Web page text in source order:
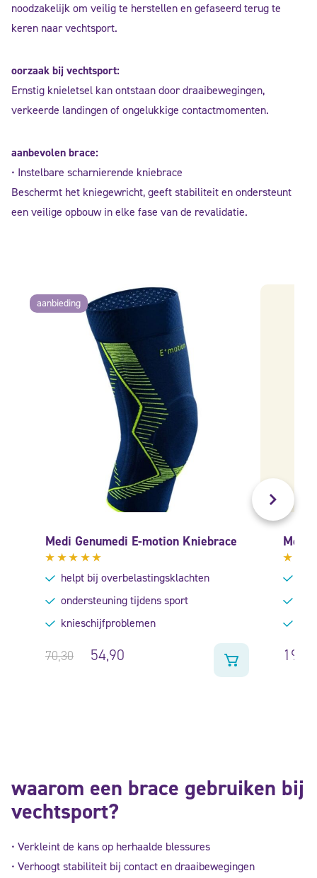
noodzakelijk om veilig te herstellen en gefaseerd terug te
keren naar vechtsport.
oorzaak bij vechtsport:
Ernstig knieletsel kan ontstaan door draaibewegingen,
verkeerde landingen of ongelukkige contactmomenten.
aanbevolen brace:
• Instelbare scharnierende kniebrace
Beschermt het kniegewricht, geeft stabiliteit en ondersteunt
een veilige opbouw in elke fase van de revalidatie.
aanbieding
Medi Genumedi E-motion Kniebrace
Gewaardeerd
5.00uit
helpt bij overbelastingsklachten
ondersteuning tijdens sport
knieschijfproblemen
70,30 54,90
Medi
4.40
waarom een brace gebruiken bij
vechtsport?
• Verkleint de kans op herhaalde blessures
• Verhoogt stabiliteit bij contact en draaibewegingen